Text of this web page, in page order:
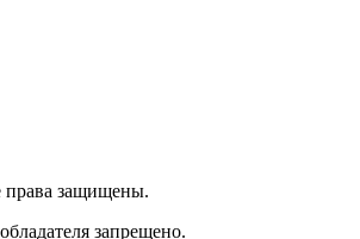
права защищены.
запрещено.